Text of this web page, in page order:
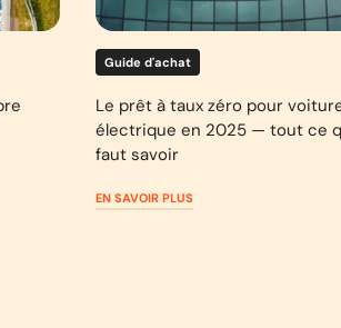
Guide d'achat
Le prêt à taux zéro pour
électrique en 2025 — tout ce
faut savoir
EN SAVOIR PLUS